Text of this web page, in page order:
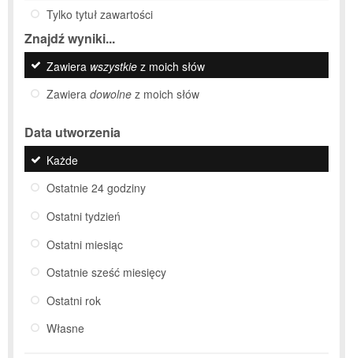
Tylko tytuł zawartości
Znajdź wyniki...
Zawiera wszystkie z moich słów
Zawiera dowolne z moich słów
Data utworzenia
Każde
Ostatnie 24 godziny
Ostatni tydzień
Ostatni miesiąc
Ostatnie sześć miesięcy
Ostatni rok
Własne